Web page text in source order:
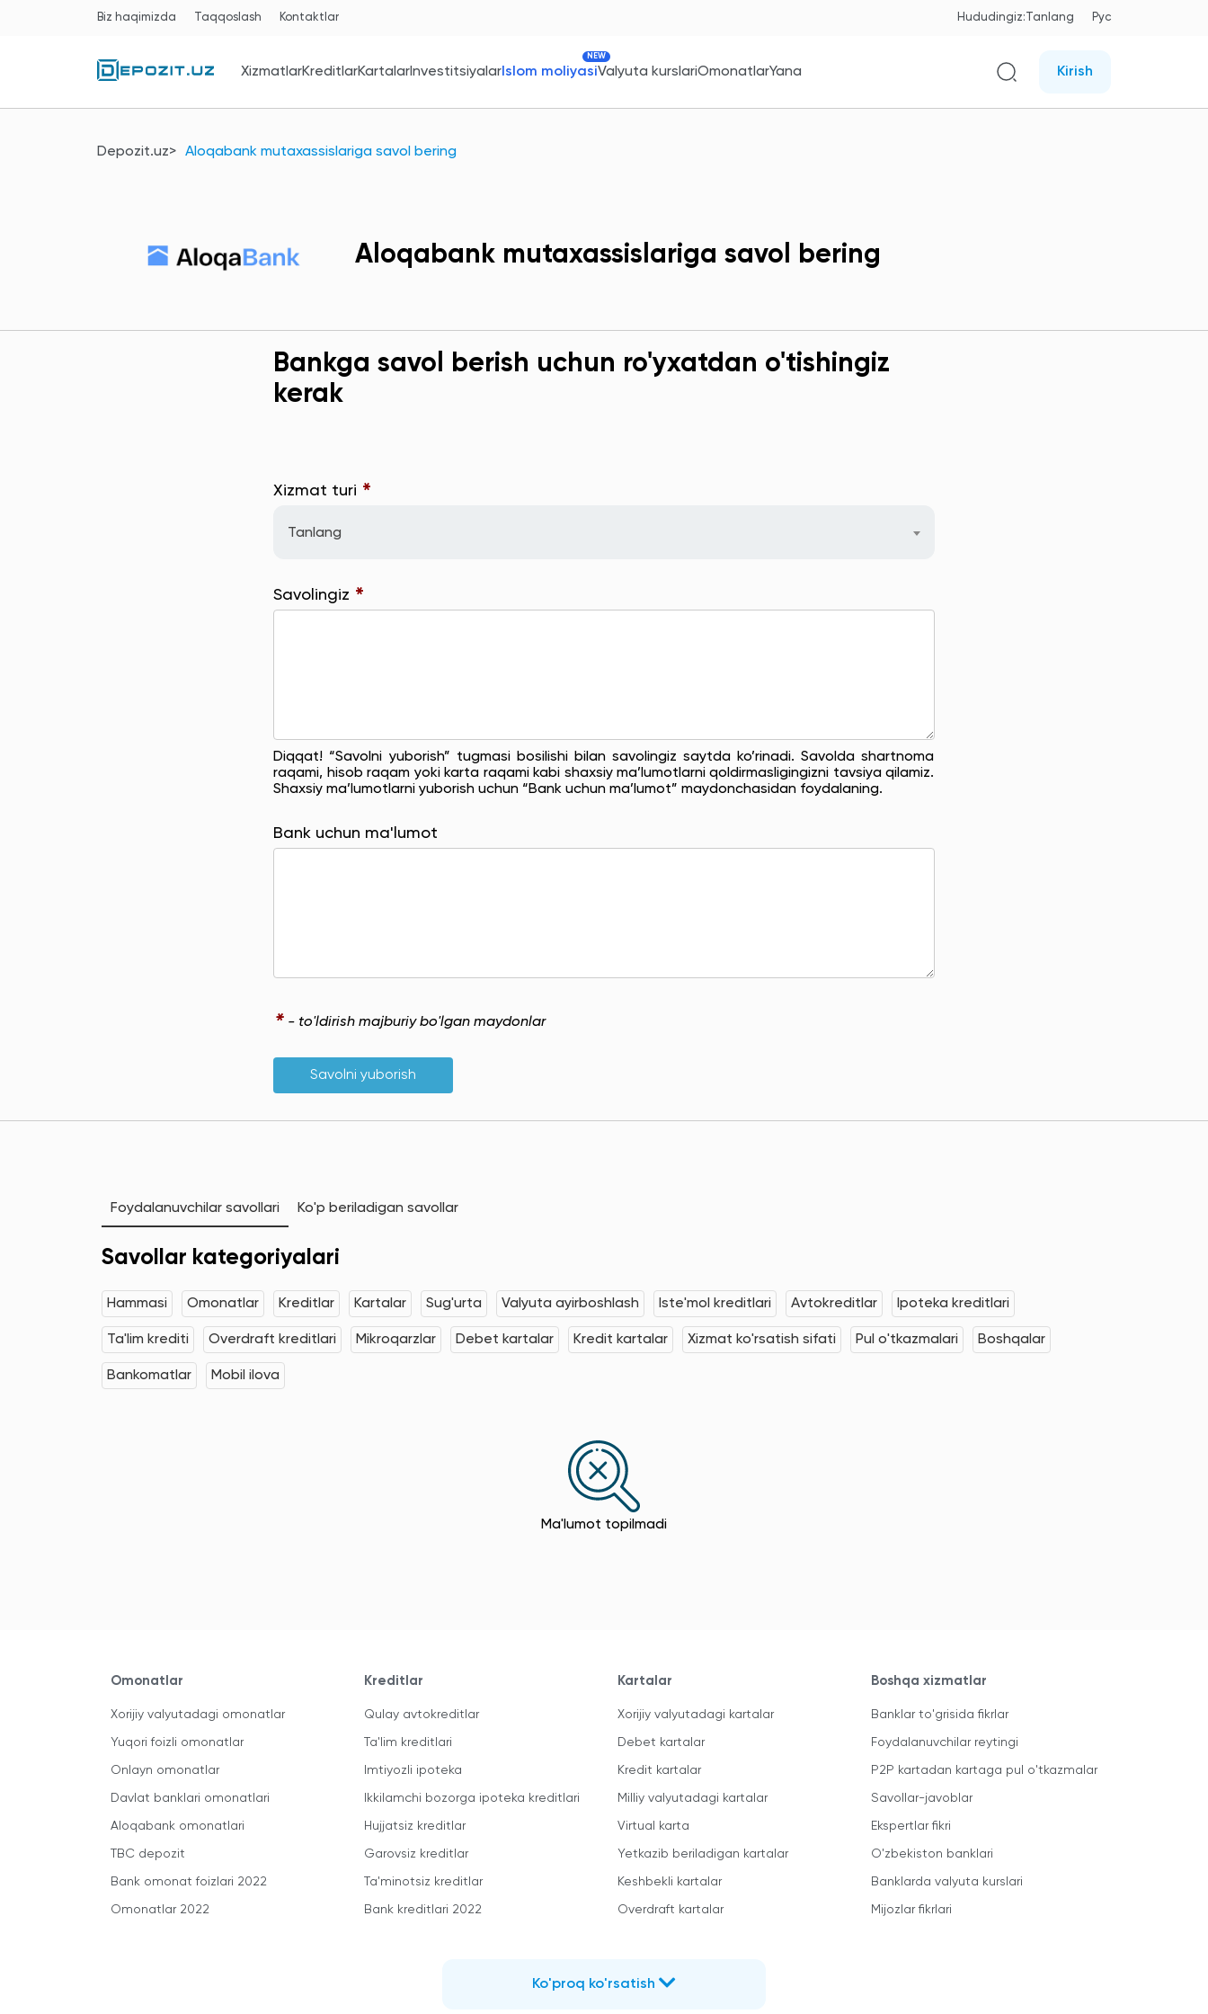
Biz haqimizda Taqqoslash Kontaktlar Hududingiz:Tanlang Рус
XizmatlarKreditlarKartalarInvestitsiyalarIslom moliyasi
NEW
Valyuta kurslariOmonatlarYana Kirish
Depozit.uz Aloqabank mutaxassislariga savol bering
Aloqabank mutaxassislariga savol bering
Bankga savol berish uchun ro'yxatdan o'tishingiz
kerak
Xizmat turi *
Tanlang
Savolingiz *
Diqqat! “Savolni yuborish” tugmasi bosilishi bilan savolingiz saytda ko’rinadi. Savolda shartnoma
raqami, hisob raqam yoki karta raqami kabi shaxsiy ma’lumotlarni qoldirmasligingizni tavsiya qilamiz.
Shaxsiy ma’lumotlarni yuborish uchun “Bank uchun ma’lumot” maydonchasidan foydalaning.
Bank uchun ma'lumot
* - to'ldirish majburiy bo'lgan maydonlar
Savolni yuborish
Foydalanuvchilar savollari Ko'p beriladigan savollar
Savollar kategoriyalari
Hammasi Omonatlar Kreditlar Kartalar Sug'urta Valyuta ayirboshlash Iste'mol kreditlari Avtokreditlar Ipoteka kreditlari
Ta'lim krediti Overdraft kreditlari Mikroqarzlar Debet kartalar Kredit kartalar Xizmat ko'rsatish sifati Pul o'tkazmalari Boshqalar
Bankomatlar Mobil ilova
Ma'lumot topilmadi
Omonatlar
Xorijiy valyutadagi omonatlar
Yuqori foizli omonatlar
Onlayn omonatlar
Davlat banklari omonatlari
Aloqabank omonatlari
TBC depozit
Bank omonat foizlari 2022
Omonatlar 2022
Kreditlar
Qulay avtokreditlar
Ta'lim kreditlari
Imtiyozli ipoteka
Ikkilamchi bozorga ipoteka kreditlari
Hujjatsiz kreditlar
Garovsiz kreditlar
Ta'minotsiz kreditlar
Bank kreditlari 2022
Kartalar
Xorijiy valyutadagi kartalar
Debet kartalar
Kredit kartalar
Milliy valyutadagi kartalar
Virtual karta
Yetkazib beriladigan kartalar
Keshbekli kartalar
Overdraft kartalar
Boshqa xizmatlar
Banklar to'grisida fikrlar
Foydalanuvchilar reytingi
P2P kartadan kartaga pul o'tkazmalar
Savollar-javoblar
Ekspertlar fikri
O'zbekiston banklari
Banklarda valyuta kurslari
Mijozlar fikrlari
Ko'proq ko'rsatish